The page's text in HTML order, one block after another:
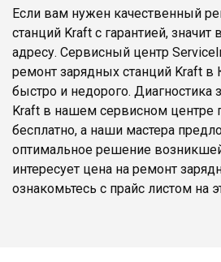
Березнева, 16, корпус 3
Если вам нужен качественный
станций Kraft с гарантией,
адресу. Сервисный центр
ремонт зарядных станций Kraft в
быстро и недорого. Диагностика
Kraft в нашем сервисном центре
бесплатно, а наши мастера
оптимальное решение
интересует цена на ремонт
ознакомьтесь с прайс листом на